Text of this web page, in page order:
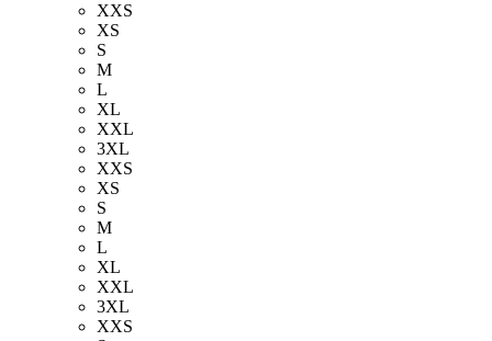
XXS
XS
S
M
L
XL
XXL
3XL
XXS
XS
S
M
L
XL
XXL
3XL
XXS